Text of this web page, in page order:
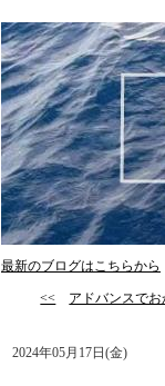
最新のブログはこちらから
<< アドバンスで
2024年05月17日(金)